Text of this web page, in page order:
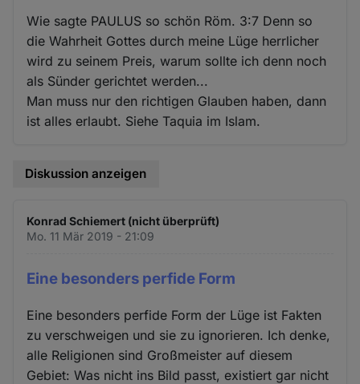
Wie sagte PAULUS so schön Röm. 3:7 Denn so
die Wahrheit Gottes durch meine Lüge herrlicher
wird zu seinem Preis, warum sollte ich denn noch
als Sünder gerichtet werden...
Man muss nur den richtigen Glauben haben, dann
ist alles erlaubt. Siehe Taquia im Islam.
Diskussion anzeigen
Konrad Schiemert (nicht überprüft)
Mo. 11 Mär 2019 - 21:09
Eine besonders perfide Form
Eine besonders perfide Form der Lüge ist Fakten
zu verschweigen und sie zu ignorieren. Ich denke,
alle Religionen sind Großmeister auf diesem
Gebiet: Was nicht ins Bild passt, existiert gar nicht